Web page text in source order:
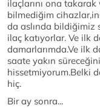
ilaçlarını ona
bilmediğim
da aslında bildiğimiz
ilaç katıyorlar. Ve ilk
damarlarımda.Ve ilk
saate yakın
hissetmiyorum.Belki
hiç.
Bir ay sonra...